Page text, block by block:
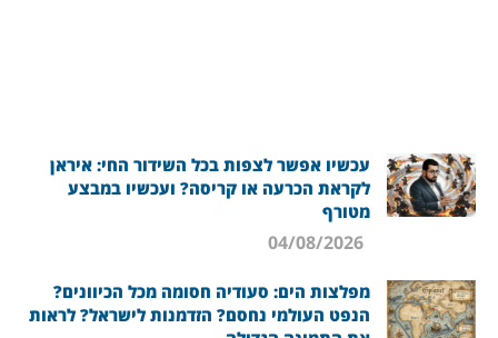
עכשיו אפשר לצפות בכל השידור החי: איראן
לקראת הכרעה או קריסה? ועכשיו במבצע
מטורף
מפלצות הים: סעודיה חסומה מכל הכיוונים?
הנפט העולמי נחסם? הזדמנות לישראל? לראות